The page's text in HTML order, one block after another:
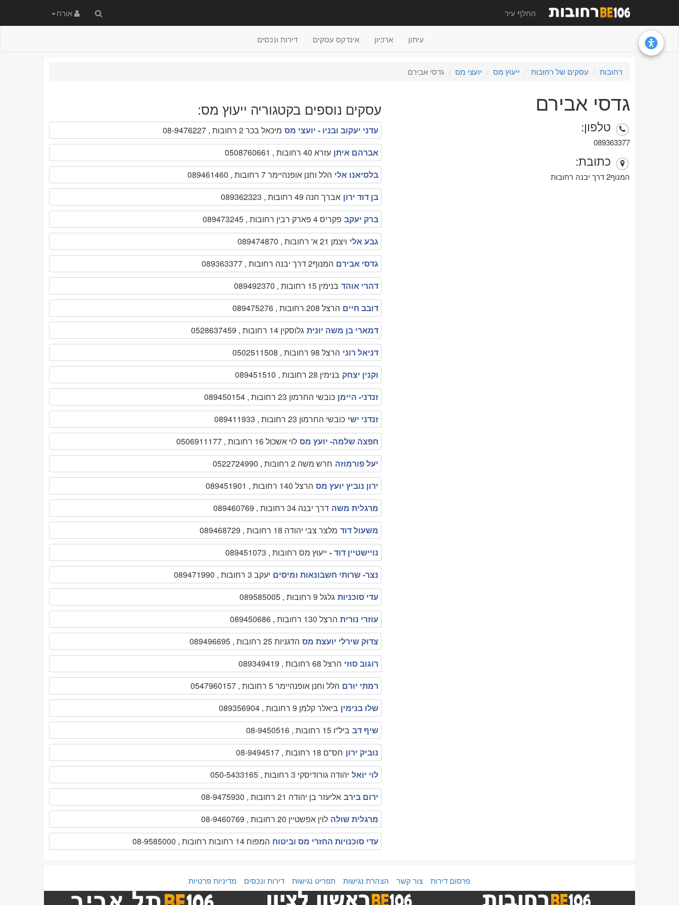
החלף עיר
חיפוש
באתר
אורח
עיתון ארכיון אינדקס עסקים דירות ונכסים
רחובות עסקים של רחובות ייעוץ מס יועצי מס גדסי אבירם
גדסי אבירם
טלפון:
089363377
כתובת:
המנוף2 דרך יבנה רחובות
עסקים נוספים בקטגוריה ייעוץ מס:
עדני יעקוב ובניו - יועצי מס מיכאל בכר 2 רחובות , 08-9476227
אברהם איתן עזרא 40 רחובות , 0508760661
בלסיאנו אלי הלל וחנן אופנהיימר 7 רחובות , 089461460
בן דוד ירון אברך חנה 49 רחובות , 089362323
ברק יעקב פקריס 4 פארק רבין רחובות , 089473245
גבע אלי ויצמן 21 א' רחובות , 089474870
גדסי אבירם המנוף2 דרך יבנה רחובות , 089363377
דהרי אוהד בנימין 15 רחובות , 089492370
דובב חיים הרצל 208 רחובות , 089475276
דמארי בן משה יונית גלוסקין 14 רחובות , 0528637459
דניאל רוני הרצל 98 רחובות , 0502511508
וקנין יצחק בנימין 28 רחובות , 089451510
זנדני- היימן כובשי החרמון 23 רחובות , 089450154
זנדני ישי כובשי החרמון 23 רחובות , 089411933
חפצה שלמה- יועץ מס לוי אשכול 16 רחובות , 0506911177
יעל פורמוזה חרש משה 2 רחובות , 0522724990
ירון נוביץ יועץ מס הרצל 140 רחובות , 089451901
מרגלית משה דרך יבנה 34 רחובות , 089460769
משעול דוד מלצר צבי יהודה 18 רחובות , 089468729
נויישטיין דוד - ייעוץ מס רחובות , 089451073
נצר- שרותי חשבונאות ומיסים יעקב 3 רחובות , 089471990
עדי סוכניות גלגל 9 רחובות , 089585005
עוזרי נורית הרצל 130 רחובות , 089450686
צדוק שירלי יועצת מס הדגניות 25 רחובות , 089496695
רוגוב סוזי הרצל 68 רחובות , 089349419
רמתי יורם הלל וחנן אופנהיימר 5 רחובות , 0547960157
שלו בנימין ביאלר קלמן 9 רחובות , 089356904
שיף דב ביל''ו 15 רחובות , 08-9450516
נוביק ירון חס"ם 18 רחובות , 08-9494517
לוי יואל יהודה גורודיסקי 3 רחובות , 050-5433165
ירום בירב אליעזר בן יהודה 21 רחובות , 08-9475930
מרגלית שולה לוין אפשטיין 20 רחובות , 08-9460769
עדי סוכנויות החזרי מס וביטוח המפוח 14 רחובות רחובות , 08-9585000
פרסום דירות צור קשר הצהרת נגישות תפריט נגישות דירות ונכסים מדיניות פרטיות